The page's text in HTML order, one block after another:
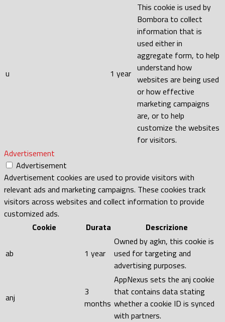
u 1 year
This cookie is used by
Bombora to collect
information that is
used either in
aggregate form, to help
understand how
websites are being used
or how effective
marketing campaigns
are, or to help
customize the websites
for visitors.
Advertisement
Advertisement
Advertisement cookies are used to provide visitors with
relevant ads and marketing campaigns. These cookies track
visitors across websites and collect information to provide
customized ads.
Cookie
Durata Descrizione
ab 1 year
Owned by agkn, this cookie is
used for targeting and
advertising purposes.
anj
3
months
AppNexus sets the anj cookie
that contains data stating
whether a cookie ID is synced
with partners.